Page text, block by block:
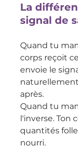
La
signal de
Quand tu
corps reçoit
envoie le
après.
Quand tu
l'inverse. Ton
quantités
nourri.